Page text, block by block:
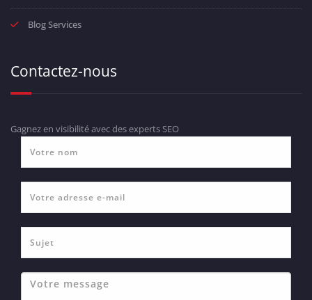
Blog Services
Contactez-nous
Gagnez en visibilité avec des experts SEO